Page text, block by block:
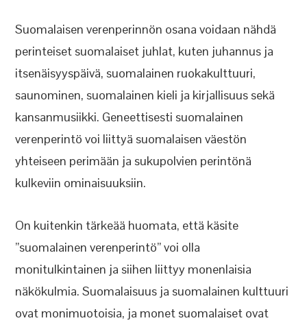
Suomalaisen verenperinnön osana voidaan nähdä
perinteiset suomalaiset juhlat, kuten juhannus ja
itsenäisyyspäivä, suomalainen ruokakulttuuri,
saunominen, suomalainen kieli ja kirjallisuus sekä
kansanmusiikki. Geneettisesti suomalainen
verenperintö voi liittyä suomalaisen väestön
yhteiseen perimään ja sukupolvien perintönä
kulkeviin ominaisuuksiin.
On kuitenkin tärkeää huomata, että käsite
”suomalainen verenperintö” voi olla
monitulkintainen ja siihen liittyy monenlaisia
näkökulmia. Suomalaisuus ja suomalainen kulttuuri
ovat monimuotoisia, ja monet suomalaiset ovat